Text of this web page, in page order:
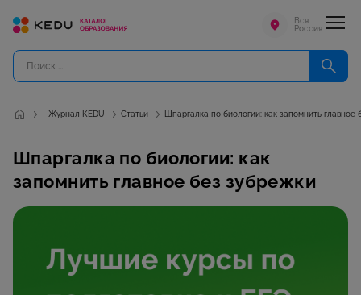
Вся
Россия
Журнал KEDU Статьи Шпаргалка по биологии: как запомнить главное
Шпаргалка по биологии: как
запомнить главное без зубрежки